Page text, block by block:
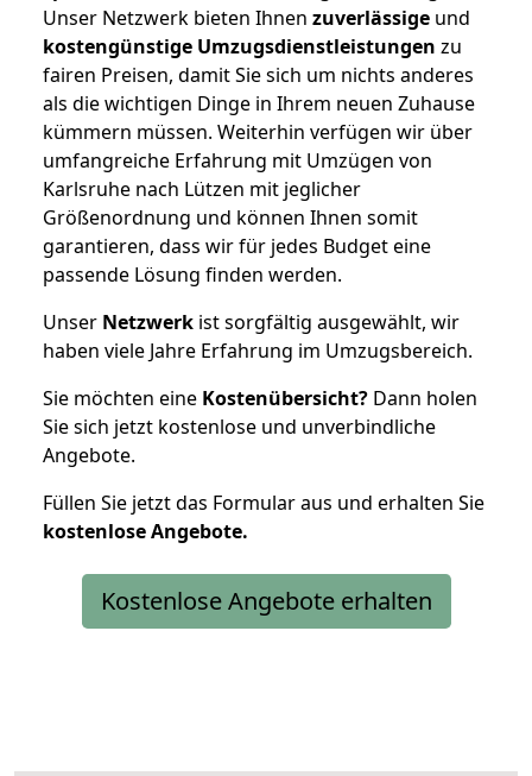
Unser Netzwerk bieten Ihnen zuverlässige und
kostengünstige Umzugsdienstleistungen zu
fairen Preisen, damit Sie sich um nichts anderes
als die wichtigen Dinge in Ihrem neuen Zuhause
kümmern müssen. Weiterhin verfügen wir über
umfangreiche Erfahrung mit Umzügen von
Karlsruhe nach Lützen mit jeglicher
Größenordnung und können Ihnen somit
garantieren, dass wir für jedes Budget eine
passende Lösung finden werden.
Unser Netzwerk ist sorgfältig ausgewählt, wir
haben viele Jahre Erfahrung im Umzugsbereich.
Sie möchten eine Kostenübersicht? Dann holen
Sie sich jetzt kostenlose und unverbindliche
Angebote.
Füllen Sie jetzt das Formular aus und erhalten Sie
kostenloseAngebote.
Kostenlose Angebote erhalten